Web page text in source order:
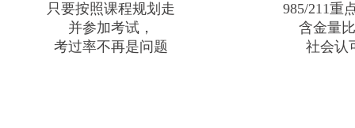
只要按照课程规划走
并参加考试，
考过率不再是问题
985/211重
含金量
社会认